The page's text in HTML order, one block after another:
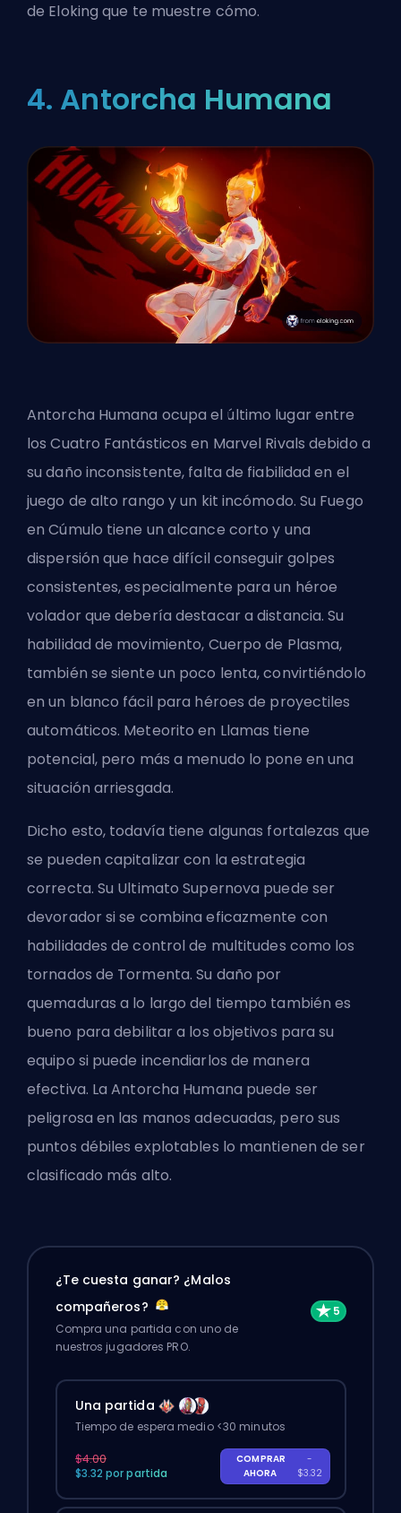
de Eloking que te muestre cómo.
4. Antorcha Humana
Antorcha Humana ocupa el último lugar entre
los Cuatro Fantásticos en Marvel Rivals debido a
su daño inconsistente, falta de fiabilidad en el
juego de alto rango y un kit incómodo. Su Fuego
en Cúmulo tiene un alcance corto y una
dispersión que hace difícil conseguir golpes
consistentes, especialmente para un héroe
volador que debería destacar a distancia. Su
habilidad de movimiento, Cuerpo de Plasma,
también se siente un poco lenta, convirtiéndolo
en un blanco fácil para héroes de proyectiles
automáticos. Meteorito en Llamas tiene
potencial, pero más a menudo lo pone en una
situación arriesgada.
Dicho esto, todavía tiene algunas fortalezas que
se pueden capitalizar con la estrategia
correcta. Su Ultimato Supernova puede ser
devorador si se combina eficazmente con
habilidades de control de multitudes como los
tornados de Tormenta. Su daño por
quemaduras a lo largo del tiempo también es
bueno para debilitar a los objetivos para su
equipo si puede incendiarlos de manera
efectiva. La Antorcha Humana puede ser
peligrosa en las manos adecuadas, pero sus
puntos débiles explotables lo mantienen de ser
clasificado más alto.
¿Te cuesta ganar? ¿Malos
compañeros?
Compra una partida con uno de
nuestros jugadores PRO.
Una partida
Tiempo de espera medio <30 minutos
$4.00
$3.32 por partida
COMPRAR
AHORA
-
$3.32